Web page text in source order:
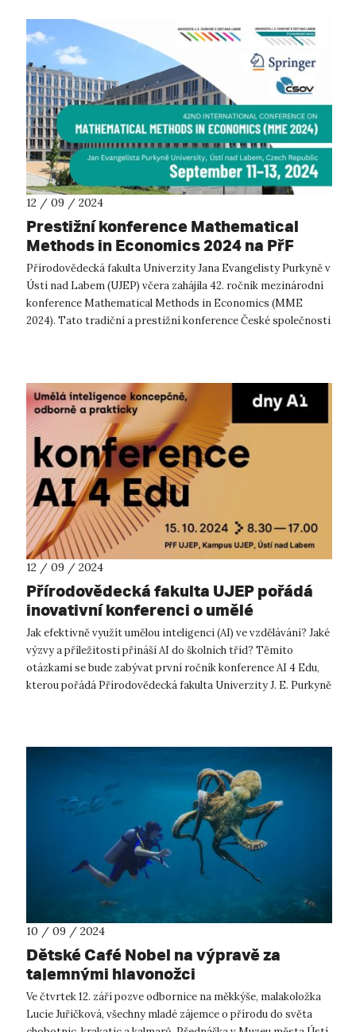
12 / 09 / 2024
Prestižní konference Mathematical
Methods in Economics 2024 na PřF
UJEP
Přírodovědecká fakulta Univerzity Jana Evangelisty Purkyně v
Ústí nad Labem (UJEP) včera zahájila 42. ročník mezinárodní
konference Mathematical Methods in Economics (MME
2024). Tato tradiční a prestižní konference České společnosti
12 / 09 / 2024
Přírodovědecká fakulta UJEP pořádá
inovativní konferenci o umělé
inteligenci ve vzdělávání
Jak efektivně využít umělou inteligenci (AI) ve vzdělávání? Jaké
výzvy a příležitosti přináší AI do školních tříd? Těmito
otázkami se bude zabývat první ročník konference AI 4 Edu,
kterou pořádá Přírodovědecká fakulta Univerzity J. E. Purkyně
10 / 09 / 2024
Dětské Café Nobel na výpravě za
tajemnými hlavonožci
Ve čtvrtek 12. září pozve odbornice na měkkýše, malakoložka
Lucie Juřičková, všechny mladé zájemce o přírodu do světa